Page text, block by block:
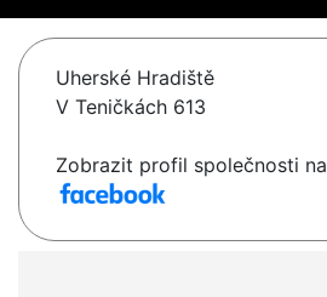
Uherské Hradiště
V Teničkách 613
Zobrazit profil společnosti na